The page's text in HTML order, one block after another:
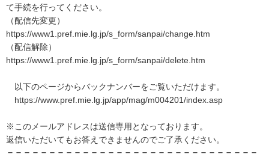
て手続を行ってください。
（配信先変更）
https://www1.pref.mie.lg.jp/s_form/sanpai/change.htm
（配信解除）
https://www1.pref.mie.lg.jp/s_form/sanpai/delete.htm
以下のページからバックナンバーをご覧いただけます。
https://www.pref.mie.lg.jp/app/mag/m004201/index.asp
※このメールアドレスは送信専用となっております。
返信いただいてもお答えできませんのでご了承ください。